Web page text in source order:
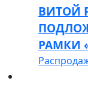
ВИТОЙ
РАМКИ